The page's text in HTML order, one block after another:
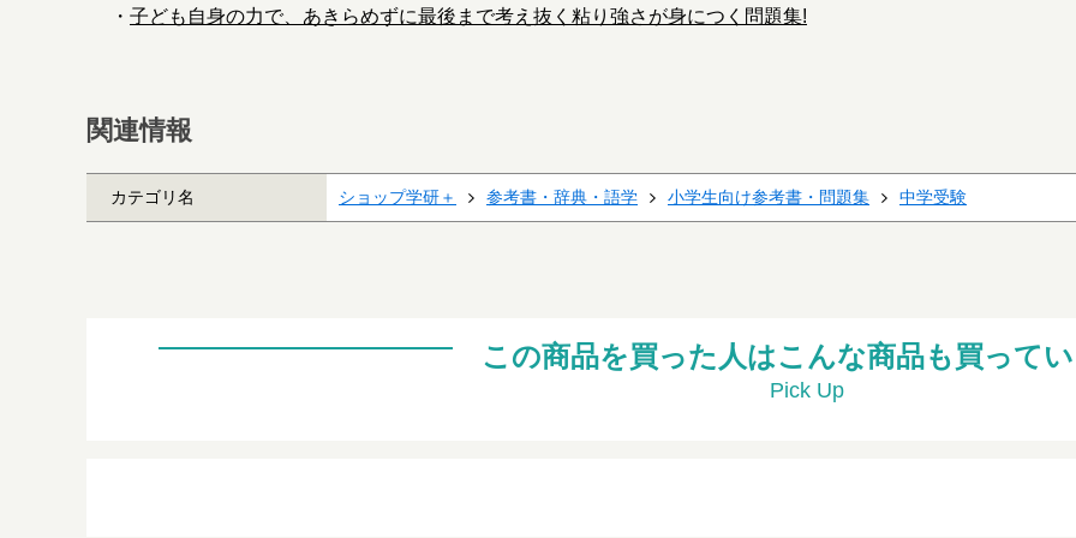
・ 子ども自身の力で、あきらめずに最後まで考え抜く粘り強さが身につく問題集!
関連情報
カテゴリ名 ショップ学研＋ 参考書・辞典・語学 小学生向け参考書・問題集 中学受験
この商品を買った人はこんな商品も買って
Pick Up